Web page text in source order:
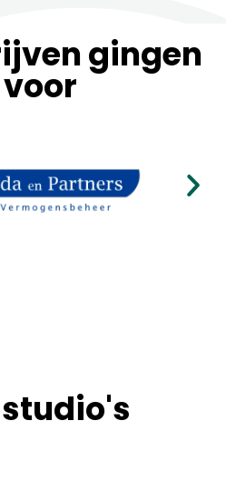
gingen
studio's